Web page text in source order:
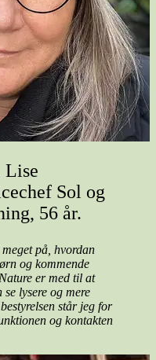
Lise
Sol og
56 år.
på, hvordan
og kommende
er med til at
lysere og mere
står jeg for
og kontakten